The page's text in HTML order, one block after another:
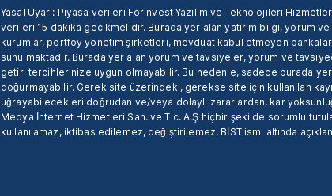
Yasal Uyarı: Piyasa verileri Forinvest Yazılım ve Teknolojileri
verileri 15 dakika gecikmelidir. Burada yer alan yatırım bilgi, yorum ve
kurumlar, portföy yönetim şirketleri, mevduat kabul etmeyen bankalar
sunulmaktadır. Burada yer alan yorum ve tavsiyeler, yorum ve
getiri tercihlerinize uygun olmayabilir. Bu nedenle, sadece burada
doğurmayabilir. Gerek site üzerindeki, gerekse site için kullanılan
uğrayabilecekleri doğrudan ve/veya dolaylı zararlardan, kar
Medya İnternet Hizmetleri San. ve Tic. A.Ş hiçbir şekilde sorumlu
kullanılamaz, iktibas edilemez, değiştirilemez. BİST ismi altında